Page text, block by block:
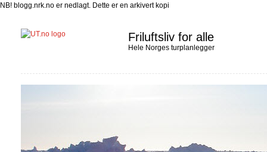
NB! blogg.nrk.no er nedlagt. Dette er en arkivert kopi
Friluftsliv for alle
Hele Norges turplanlegger